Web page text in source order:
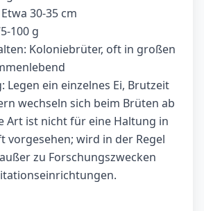
30-35 cm
100 g
Koloniebrüter, oft in großen
Legen ein einzelnes Ei, Brutzeit
wechseln sich beim Brüten ab
Art ist nicht für eine Haltung in
vorgesehen; wird in der Regel
zu Forschungszwecken